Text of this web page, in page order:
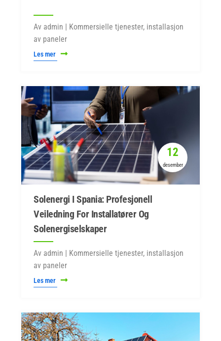
Av admin | Kommersielle tjenester, installasjon
av paneler
Les mer
12
desember
Solenergi I Spania: Profesjonell
Veiledning For Installatører Og
Solenergiselskaper
Av admin | Kommersielle tjenester, installasjon
av paneler
Les mer